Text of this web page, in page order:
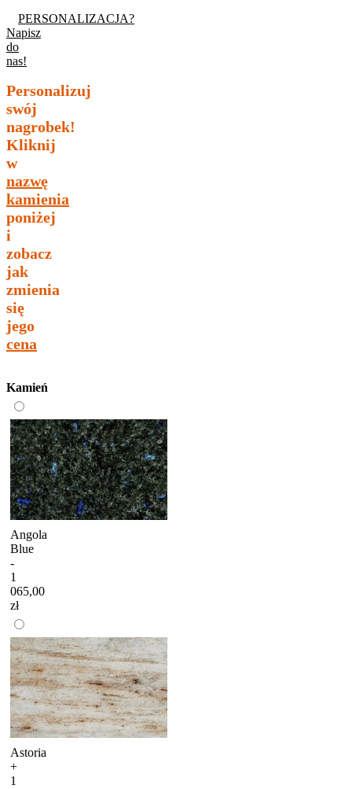
PERSONALIZACJA?
Napisz
do
nas!
Personalizuj
swój
nagrobek!
Kliknij
w
nazwę
kamienia
poniżej
i
zobacz
jak
zmienia
się
jego
cena
Kamień
Angola
Blue
-
1
065,00
zł
Astoria
+
1